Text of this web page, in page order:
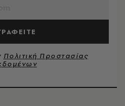
Πολιτική Προστασίας